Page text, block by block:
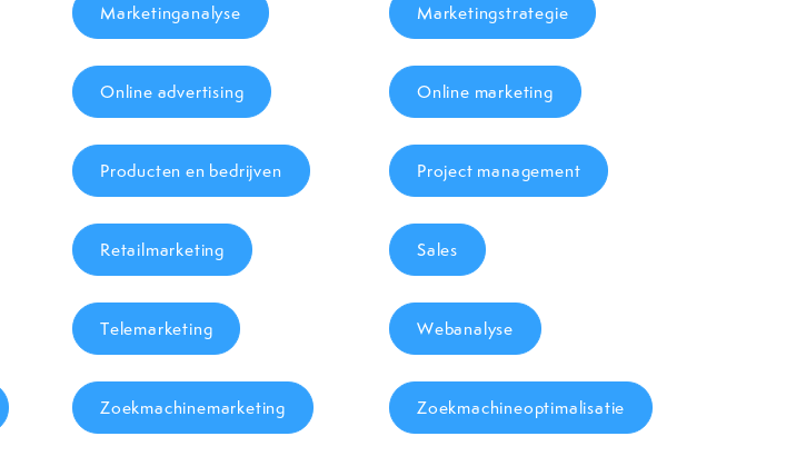
Marketinganalyse Marketingstrategie
Online advertising Online marketing
Producten en bedrijven Project management
Retailmarketing Sales
Telemarketing Webanalyse
Zoekmachinemarketing Zoekmachineoptimalisatie